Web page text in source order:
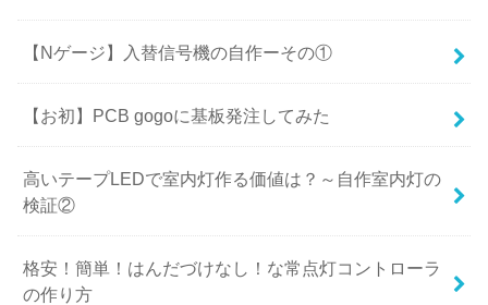
【Nゲージ】入替信号機の自作ーその①
【お初】PCB gogoに基板発注してみた
高いテープLEDで室内灯作る価値は？～自作室内灯の
検証②
格安！簡単！はんだづけなし！な常点灯コントローラ
の作り方